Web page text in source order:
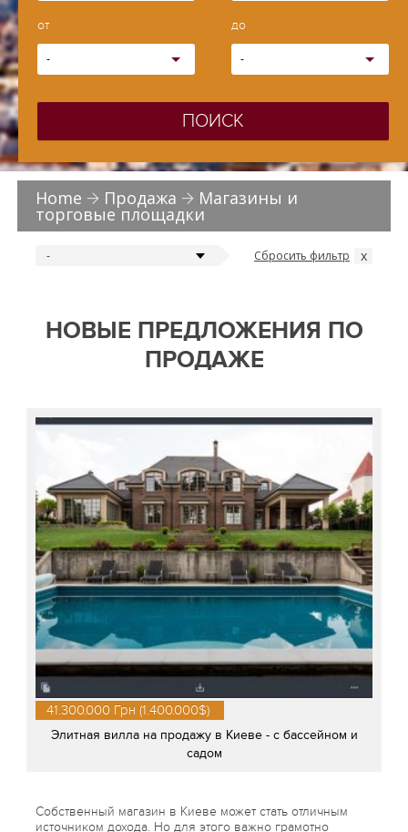
от
-
до
-
ПОИСК
Home Продажа Магазины и
торговые площадки
- Сбросить фильтр x
НОВЫЕ ПРЕДЛОЖЕНИЯ ПО
ПРОДАЖЕ
41.300.000 Грн (1.400.000$)
Элитная вилла на продажу в Киеве - с бассейном и
садом
Собственный магазин в Киеве может стать отличным
источником дохода. Но для этого важно грамотно